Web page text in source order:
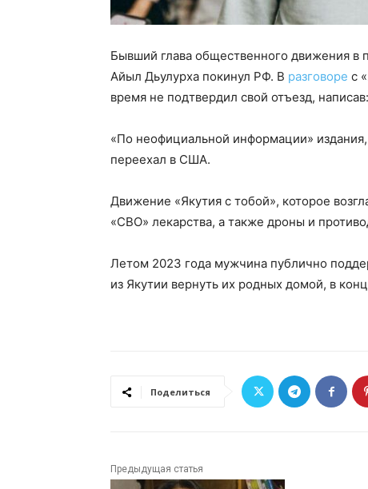
Бывший глава общественного движения в
Айыл Дьулурха покинул РФ. В разговоре с
время не подтвердил свой отъезд,
«По неофициальной информации»
переехал в США.
Движение «Якутия с тобой», которое
«СВО» лекарства, а также дроны и
Летом 2023 года мужчина публично
из Якутии вернуть их родных домой, в
Поделиться
Предыдущая статья